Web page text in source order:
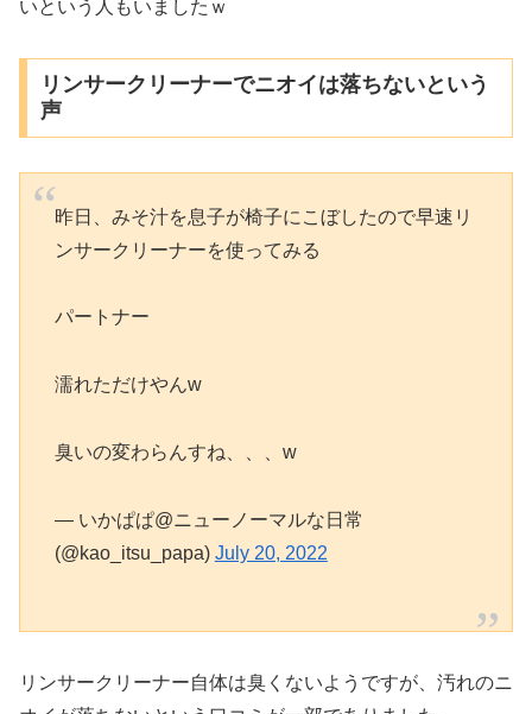
いという人もいましたｗ
リンサークリーナーでニオイは落ちないという
声
昨日、みそ汁を息子が椅子にこぼしたので早速リ
ンサークリーナーを使ってみる
パートナー
濡れただけやんw
臭いの変わらんすね、、、w
— いかぱぱ@ニューノーマルな日常
(@kao_itsu_papa) July 20, 2022
リンサークリーナー自体は臭くないようですが、汚れのニ